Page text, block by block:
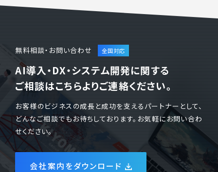
無料相談・お問い合わせ
AI導入・DX・システム開発に関する
ご相談はこちらよりご連絡ください。
お客様のビジネスの成長と成功を支えるパートナーとして、
どんなご相談でもお待ちしております。お気軽にお問い合わ
せください。
会社案内をダウンロード